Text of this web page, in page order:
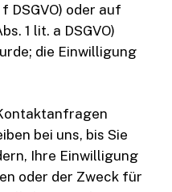
DSGVO) oder auf
1 lit. a DSGVO)
die Einwilligung
bei uns, bis Sie
Ihre Einwilligung
oder der Zweck für